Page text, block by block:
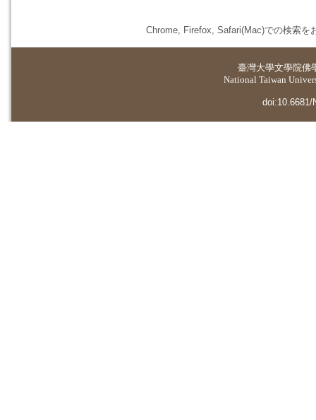
Chrome, Firefox, Safari(Mac)での検索を
臺灣大學文學院佛
National Taiwan
doi:10.6681/